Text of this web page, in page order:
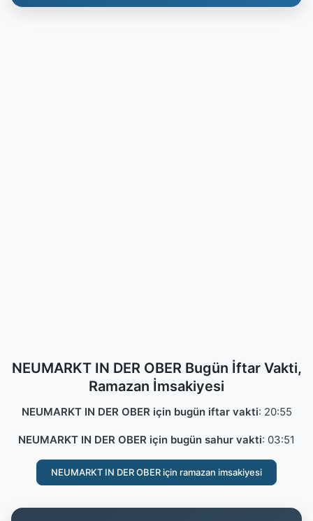
NEUMARKT IN DER OBER Bugün İftar Vakti,
Ramazan İmsakiyesi
NEUMARKT IN DER OBER için bugün iftar vakti: 20:55
NEUMARKT IN DER OBER için bugün sahur vakti: 03:51
NEUMARKT IN DER OBER için ramazan imsakiyesi